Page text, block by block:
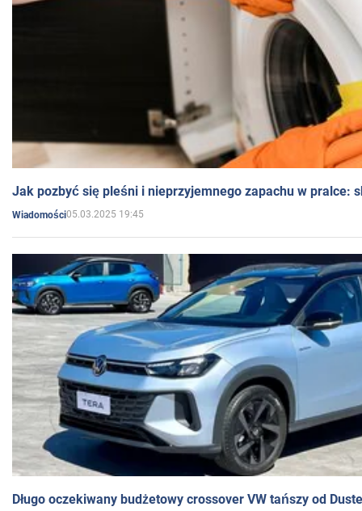
Jak pozbyć się pleśni i nieprzyjemnego zapachu w pralce:
Wiadomości05.03.2025 19:45
Długo oczekiwany budżetowy crossover VW tańszy od